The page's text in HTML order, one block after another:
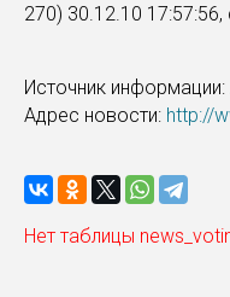
270) 30.12.10
Источник информации:
Адрес новости: http://
Нет таблицы